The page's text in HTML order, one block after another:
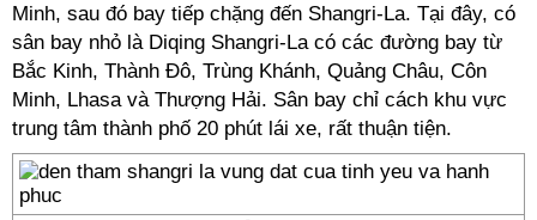
Minh, sau đó bay tiếp chặng đến Shangri-La. Tại đây, có
sân bay nhỏ là Diqing Shangri-La có các đường bay từ
Bắc Kinh, Thành Đô, Trùng Khánh, Quảng Châu, Côn
Minh, Lhasa và Thượng Hải. Sân bay chỉ cách khu vực
trung tâm thành phố 20 phút lái xe, rất thuận tiện.